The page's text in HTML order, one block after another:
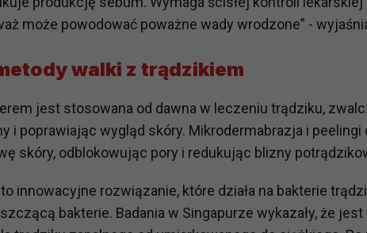
może powodować poważne wady wrodzone” -
walki z trądzikiem
jest stosowana od dawna w leczeniu trądziku,
i poprawiając wygląd skóry. Mikrodermabrazja i
skóry, odblokowując pory i redukując blizny
to innowacyjne rozwiązanie, które działa na bakterie
bakterie. Badania w Singapurze wykazały, że
prawem Twoje dane możemy przekazywać
prawa np. sądy lub organy ścigania – oczywiście tylko gdy
też wspomnieć, że na większości stron internetowych
prawa w stosunku do Twoich danych?
innymi prawo do żądania dostępu do danych, sprostowania,
zgodę na przetwarzanie danych osobowych, zgłosić